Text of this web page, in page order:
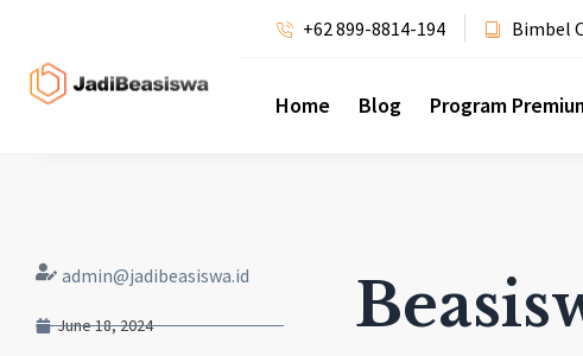
+62 899-8814-194 Bimbel
Home Blog Program
admin@jadibeasiswa.id
June 18, 2024